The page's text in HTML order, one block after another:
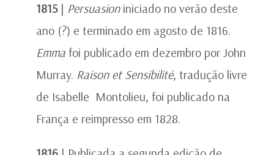
1815| Persuasioniniciado no verão deste
ano (?) e terminado em agosto de 1816.
Emma foi publicado em dezembro por John
Murray. Raison et Sensibilité, tradução livre
de Isabelle Montolieu, foi publicado na
França e reimpresso em 1828.